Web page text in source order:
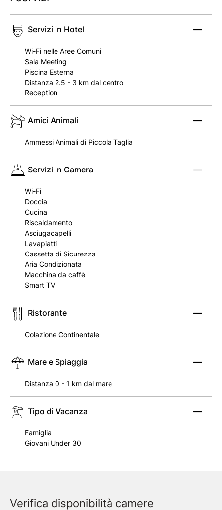
Verifica disponibilità camere
Servizi in Hotel
Wi-Fi nelle Aree Comuni
Sala Meeting
Piscina Esterna
Distanza 2.5 - 3 km dal centro
Reception
Amici Animali
Ammessi Animali di Piccola Taglia
Servizi in Camera
Wi-Fi
Doccia
Cucina
Riscaldamento
Asciugacapelli
Lavapiatti
Cassetta di Sicurezza
Aria Condizionata
Macchina da caffè
Smart TV
Ristorante
Colazione Continentale
Mare e Spiaggia
Distanza 0 - 1 km dal mare
Tipo di Vacanza
Famiglia
Giovani Under 30